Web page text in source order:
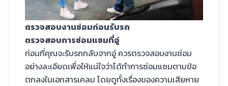
ตรวจสอบงานซ่อมก่อนรับรถ
ตรวจสอบการซ่อมแซมที่อู่
ก่อนที่คุณจะรับรถกลับจากอู่ ควรตรวจสอบงานซ่อม
อย่างละเอียดเพื่อให้แน่ใจว่าได้ทำการซ่อมแซมตามข้อ
ตกลงในเอกสารเคลม โดยดูทั้งเรื่องของความเสียหาย